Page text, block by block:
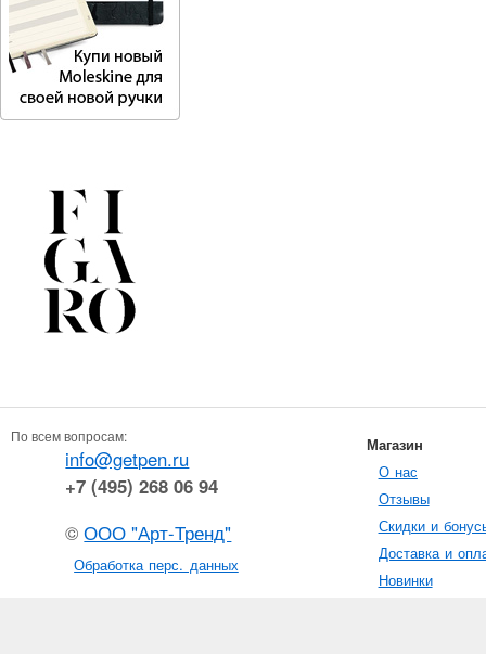
По всем вопросам:
info@getpen.ru
+7 (495) 268 06 94
©ООО "Арт-Тренд"
Обработка перс. данных
Магазин
О нас
Отзывы
Скидки и
Доставка и
Новинки